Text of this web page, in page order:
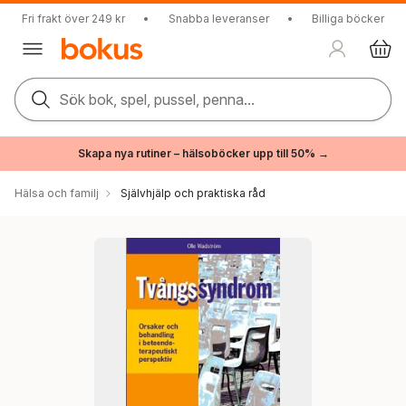
Fri frakt över 249 kr • Snabba leveranser • Billiga böcker
Sök bok, spel, pussel, penna...
Skapa nya rutiner – hälsoböcker upp till 50% →
Hälsa och familj Självhjälp och praktiska råd